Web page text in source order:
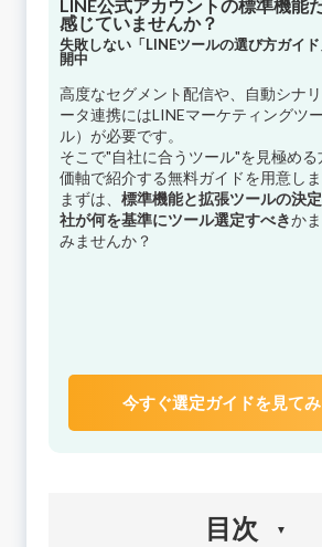
LINE公式アカウントの標準機能
感じていませんか？
失敗しない「LINEツールの選び方ガイ
開中
高度なセグメント配信や、自動シナ
ータ連携にはLINEマーケティングツ
ル）が必要です。
そこで"自社に合うツール"を見極め
価軸で紹介する無料ガイドを用意しま
まずは、 標準機能と拡張ツールの決
社が何を基準にツール選定すべきか
みませんか？
今すぐ選定ガイドを見て
目次